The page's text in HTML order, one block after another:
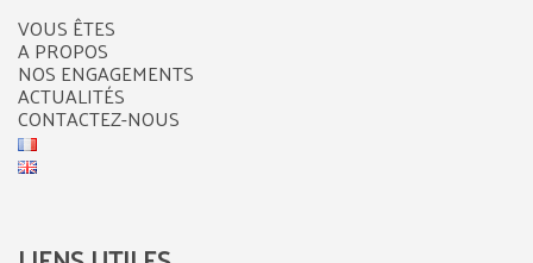
VOUS ÊTES
A PROPOS
NOS ENGAGEMENTS
ACTUALITÉS
CONTACTEZ-NOUS